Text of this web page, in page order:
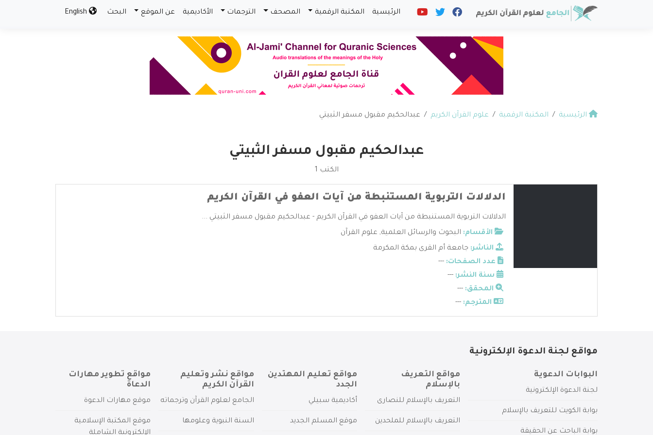
الرئيسية المكتبة الرقمية المصحف الترجمات الأكاديمية عن الموقع البحث
الرئيسية المكتبة الرقمية علوم القرآن الكريم عبدالحكيم مقبول مسفر الثبيتي
عبدالحكيم مقبول مسفر الثبيتي
الكتب 1
الدلالات التربوية المستنبطة من آيات العفو في القرآن الكريم
الدلالات التربوية المستنبطة من آيات العفو في القرآن الكريم - عبدالحكيم مقبول مسفر الثبيتي ...
الأقسام: البحوث والرسائل العلمية, علوم القرآن
الناشر: جامعة أم القرى بمكة المكرمة
عدد الصفحات: ---
سنة النشر: ---
المحقق: ---
المترجم: ---
مواقع لجنة الدعوة الإلكترونية
البوابات الدعوية
لجنة الدعوة الإلكترونية
بوابة الكويت للتعريف بالإسلام
بوابة الباحث عن الحقيقة
مواقع التعريف
بالإسلام
التعريف بالإسلام للنصارى
التعريف بالإسلام للملحدين
مواقع تعليم المهتدين
الجدد
أكاديمية سبيلي
موقع المسلم الجديد
مواقع نشر وتعليم
القرآن الكريم
الجامع لعلوم القرآن وترجماته
السنة النبوية وعلومها
مواقع تطوير مهارات
الدعاة
موقع مهارات الدعوة
موقع المكتبة الإسلامية
الإلكترونية الشاملة